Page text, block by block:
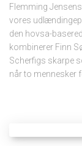
Flemming
vores
den hovsa-
kombinerer Finn
Scherfigs skarpe
når to mennesker